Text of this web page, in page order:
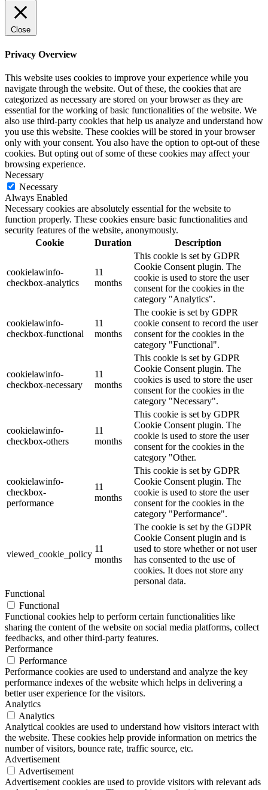
Close
Privacy Overview
This website uses cookies to improve your experience while you
navigate through the website. Out of these, the cookies that are
categorized as necessary are stored on your browser as they are
essential for the working of basic functionalities of the website. We
also use third-party cookies that help us analyze and understand how
you use this website. These cookies will be stored in your browser
only with your consent. You also have the option to opt-out of these
cookies. But opting out of some of these cookies may affect your
browsing experience.
Necessary
Necessary
Always Enabled
Necessary cookies are absolutely essential for the website to
function properly. These cookies ensure basic functionalities and
security features of the website, anonymously.
Cookie
Duration Description
cookielawinfo-
checkbox-analytics
11
months
This cookie is set by GDPR
Cookie Consent plugin. The
cookie is used to store the user
consent for the cookies in the
category "Analytics".
cookielawinfo-
checkbox-functional
11
months
The cookie is set by GDPR
cookie consent to record the user
consent for the cookies in the
category "Functional".
cookielawinfo-
checkbox-necessary
11
months
This cookie is set by GDPR
Cookie Consent plugin. The
cookies is used to store the user
consent for the cookies in the
category "Necessary".
cookielawinfo-
checkbox-others
11
months
This cookie is set by GDPR
Cookie Consent plugin. The
cookie is used to store the user
consent for the cookies in the
category "Other.
cookielawinfo-
checkbox-
performance
11
months
This cookie is set by GDPR
Cookie Consent plugin. The
cookie is used to store the user
consent for the cookies in the
category "Performance".
viewed_cookie_policy
11
months
The cookie is set by the GDPR
Cookie Consent plugin and is
used to store whether or not user
has consented to the use of
cookies. It does not store any
personal data.
Functional
Functional
Functional cookies help to perform certain functionalities like
sharing the content of the website on social media platforms, collect
feedbacks, and other third-party features.
Performance
Performance
Performance cookies are used to understand and analyze the key
performance indexes of the website which helps in delivering a
better user experience for the visitors.
Analytics
Analytics
Analytical cookies are used to understand how visitors interact with
the website. These cookies help provide information on metrics the
number of visitors, bounce rate, traffic source, etc.
Advertisement
Advertisement
Advertisement cookies are used to provide visitors with relevant ads